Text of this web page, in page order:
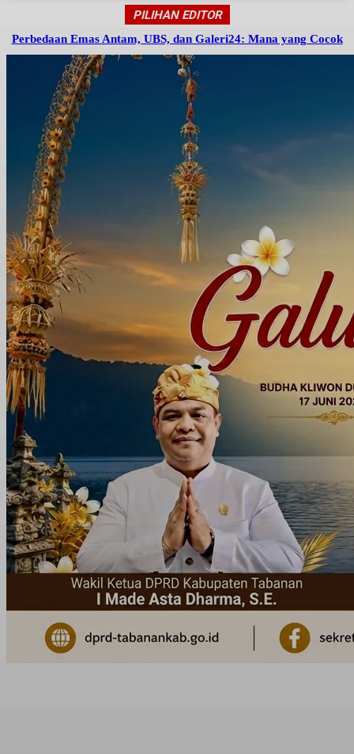
PILIHAN EDITOR
Perbedaan Emas Antam, UBS, dan Galeri24: Mana yang Cocok
untuk Investasi?